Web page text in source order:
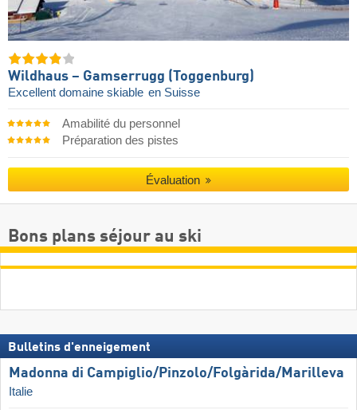
Wildhaus – Gamserrugg (Toggenburg)
Excellent domaine skiable en Suisse
Amabilité du personnel
Préparation des pistes
Évaluation
Bons plans séjour au ski
Bulletins d'enneigement
Madonna di Campiglio/​Pinzolo/​Folgàrida/​Marilleva
Italie